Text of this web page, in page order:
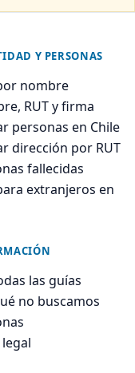
Y PERSONAS
nombre
RUT y firma
personas en Chile
dirección por RUT
fallecidas
extranjeros en
las guías
no buscamos